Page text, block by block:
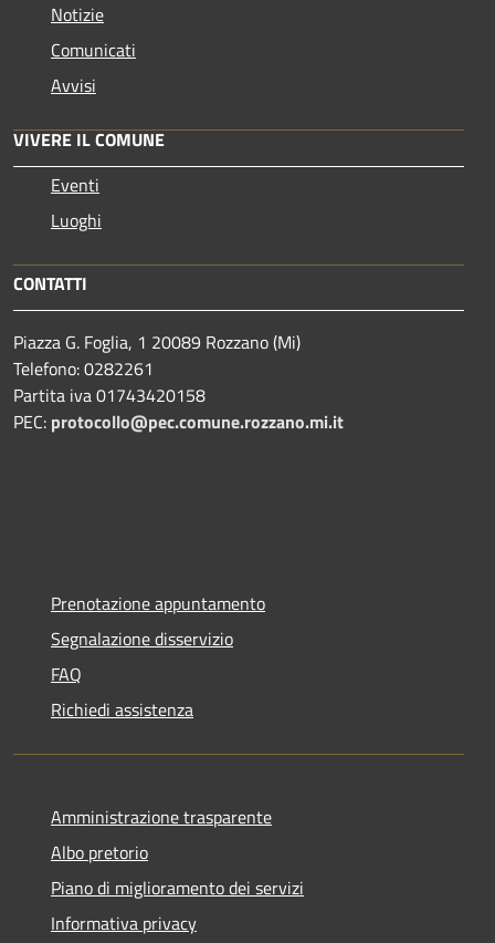
Notizie
Comunicati
Avvisi
VIVERE IL COMUNE
Eventi
Luoghi
CONTATTI
Piazza G. Foglia, 1 20089 Rozzano (Mi)
Telefono: 0282261
Partita iva 01743420158
PEC: protocollo@pec.comune.rozzano.mi.it
Prenotazione appuntamento
Segnalazione disservizio
FAQ
Richiedi assistenza
Amministrazione trasparente
Albo pretorio
Piano di miglioramento dei servizi
Informativa privacy